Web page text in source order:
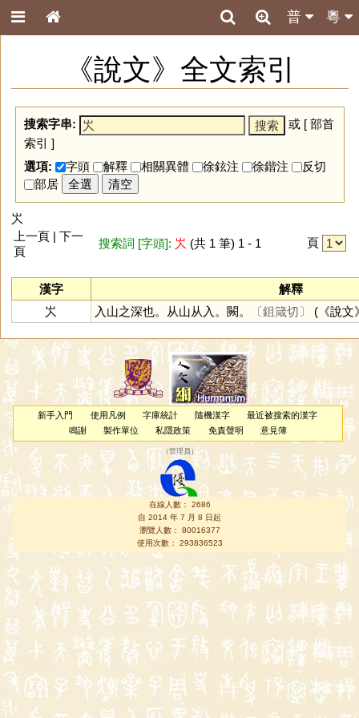
粵
普
《說文》全文索引
搜索字串: 或 [ 部首
索引 ]
選項:
字頭 解釋 相關異體 徐鉉注 徐鍇注
反切
部居
全選 清空
㞥
上一頁 | 下一
頁
搜索詞 [字頭]: 㞥 (共 1 筆) 1 - 1 頁
漢字
解釋
㞥
入山之深也。从山从入。闕。 〔鉏箴切〕 (《說文
新手入門 使用凡例 字庫統計 隨機漢字
最近被搜索的漢字
鳴謝
製作單位 私隱政策 免責聲明 意見簿
（管理員 ）
在線人數： 2686
自 2014 年 7 月 8 日起
瀏覽人數： 80016377
使用次數： 293836523